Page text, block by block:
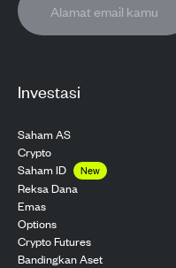
Investasi
Saham AS
Crypto
Saham ID
New
Reksa Dana
Emas
Options
Crypto Futures
Bandingkan Aset